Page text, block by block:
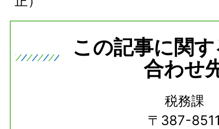
この記事に関
合わせ
税務課
〒387-